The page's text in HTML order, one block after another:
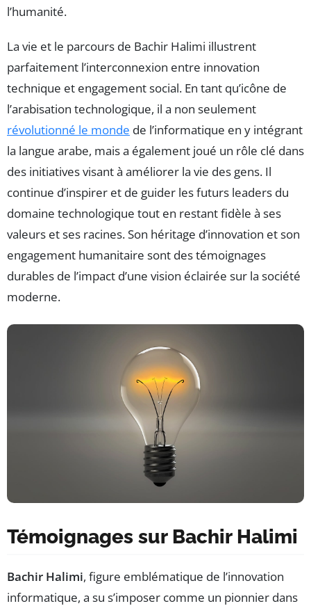
l’humanité.
La vie et le parcours de Bachir Halimi illustrent
parfaitement l’interconnexion entre innovation
technique et engagement social. En tant qu’icône de
l’arabisation technologique, il a non seulement
révolutionné le monde de l’informatique en y intégrant
la langue arabe, mais a également joué un rôle clé dans
des initiatives visant à améliorer la vie des gens. Il
continue d’inspirer et de guider les futurs leaders du
domaine technologique tout en restant fidèle à ses
valeurs et ses racines. Son héritage d’innovation et son
engagement humanitaire sont des témoignages
durables de l’impact d’une vision éclairée sur la société
moderne.
Témoignages sur Bachir Halimi
Bachir Halimi, figure emblématique de l’innovation
informatique, a su s’imposer comme un pionnier dans